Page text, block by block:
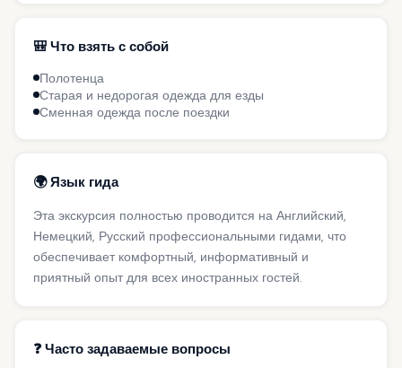
🎒 Что взять с собой
Полотенца
Старая и недорогая одежда для езды
Сменная одежда после поездки
🌍 Язык гида
Эта экскурсия полностью проводится на Английский,
Немецкий, Русский профессиональными гидами, что
обеспечивает комфортный, информативный и
приятный опыт для всех иностранных гостей.
❓ Часто задаваемые вопросы